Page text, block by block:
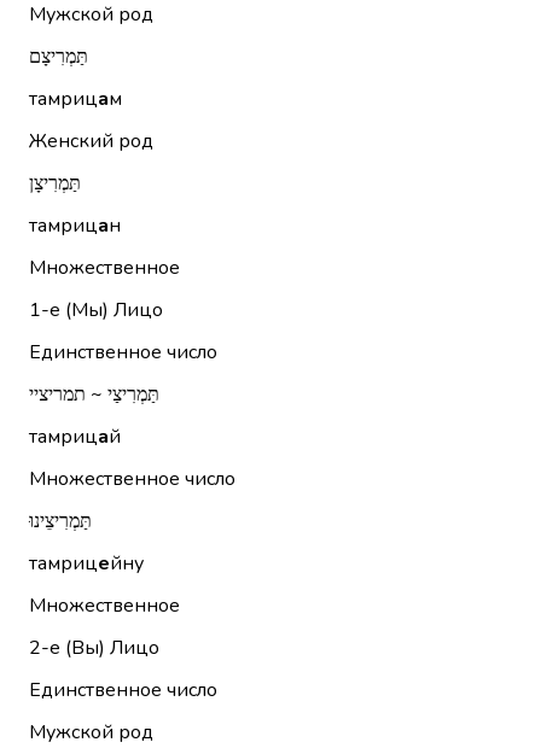
Мужской род
תַּמְרִיצָם
тамрицам
Женский род
תַּמְרִיצָן
тамрицан
Множественное
1-е (Мы) Лицо
Единственное число
תַּמְרִיצַי ~ תמריציי
тамрицай
Множественное число
תַּמְרִיצֵינוּ
тамрицейну
Множественное
2-е (Вы) Лицо
Единственное число
Мужской род